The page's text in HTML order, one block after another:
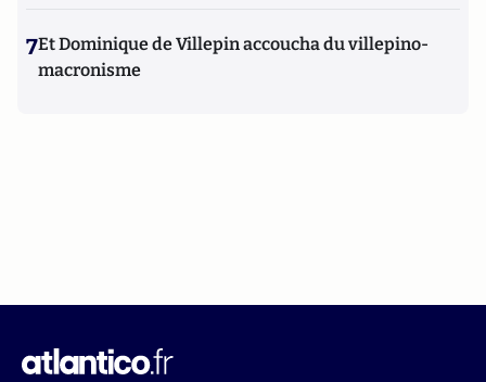
7Et Dominique de Villepin accoucha du villepino-
macronisme